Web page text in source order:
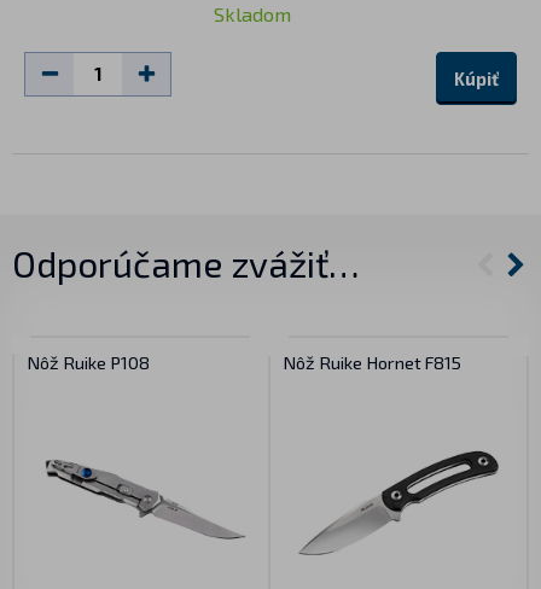
Skladom
Kúpiť
Odporúčame zvážiť…
Nôž Ruike P108 Nôž Ruike Hornet F815